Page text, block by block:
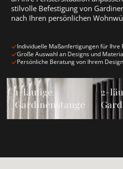
stilvolle Befestigung von
nach Ihren persönlichen
Individuelle Maßanfertigungen für Ihre
Große Auswahl an Designs und
Persönliche Beratung von Ihrem
1-läufige Gardinenstange ansehen
1-läufige
Gardinenstange
2-
2-